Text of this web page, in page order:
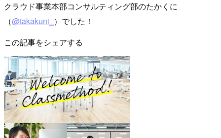
クラウド事業本部コンサルティング部のたかくに
（@takakuni_ ）でした！
この記事をシェアする